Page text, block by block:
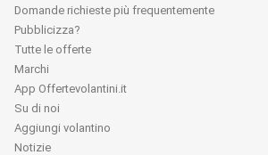
Domande richieste più frequentemente
Pubblicizza?
Tutte le offerte
Marchi
App Offertevolantini.it
Su di noi
Aggiungi volantino
Notizie